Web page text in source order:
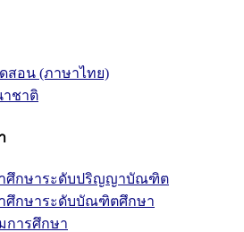
สอน (ภาษาไทย)
ชาติ
าศึกษาระดับปริญญาบัณฑิต
ศึกษาระดับบัณฑิตศึกษา
การศึกษา